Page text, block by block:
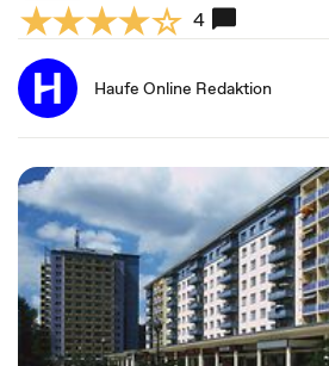
4
Haufe Online Redaktion